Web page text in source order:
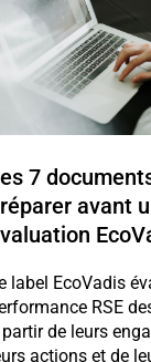
7
avant
label EcoVadis
RSE
de leurs
actions et de